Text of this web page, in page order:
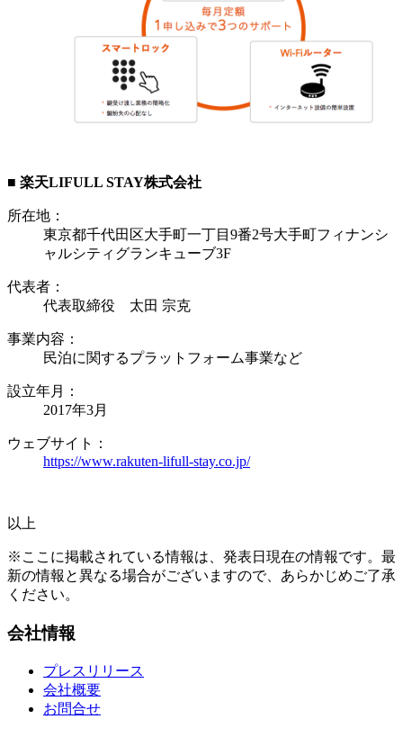
■ 楽天LIFULL STAY株式会社
所在地：
東京都千代田区大手町一丁目9番2号大手町フィナンシ
ャルシティグランキューブ3F
代表者：
代表取締役 太田 宗克
事業内容：
民泊に関するプラットフォーム事業など
設立年月：
2017年3月
ウェブサイト：
https://www.rakuten-lifull-stay.co.jp/
以上
※ここに掲載されている情報は、発表日現在の情報です。最
新の情報と異なる場合がございますので、あらかじめご了承
ください。
会社情報
プレスリリース
会社概要
お問合せ